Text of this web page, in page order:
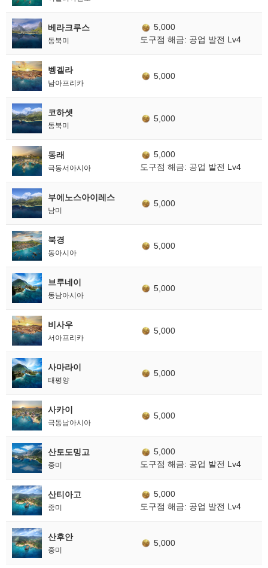
베라크루스
동북미
5,000
도구점 해금: 공업 발전 Lv4
벵겔라
남아프리카
5,000
코하셋
동북미
5,000
동래
극동서아시아
5,000
도구점 해금: 공업 발전 Lv4
부에노스아이레스
남미
5,000
북경
동아시아
5,000
브루네이
동남아시아
5,000
비사우
서아프리카
5,000
사마라이
태평양
5,000
사카이
극동남아시아
5,000
산토도밍고
중미
5,000
도구점 해금: 공업 발전 Lv4
산티아고
중미
5,000
도구점 해금: 공업 발전 Lv4
산후안
중미
5,000